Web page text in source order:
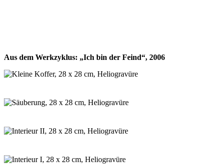
Aus dem Werkzyklus: „Ich bin der Feind“, 2006